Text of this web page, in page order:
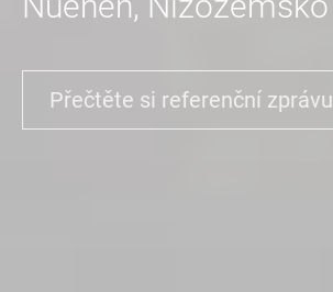
Přečtěte si referenční zprávu